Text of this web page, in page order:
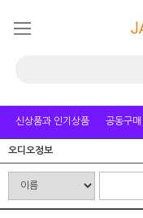
신상품과 인기상품 공동구매
오디오정보